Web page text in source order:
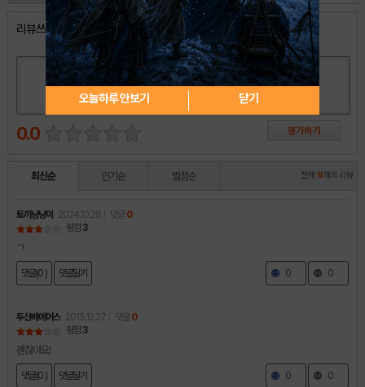
리뷰쓰기
0.0
최신순 인기순 별점순 전체 9개의 리뷰
토끼냥냥이 2024.10.28 댓글 0
평점 3
ㄱ
댓글(0 ) 댓글달기 0 0
두산베에어스 2015.12.27 댓글 0
평점 3
괜찮아요!
댓글(0 ) 댓글달기 0 0
오늘하루 안보기 닫기